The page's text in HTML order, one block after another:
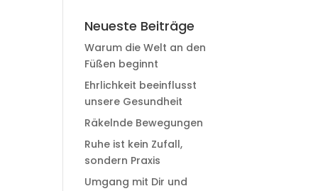
Neueste Beiträge
Warum die Welt an den
Füßen beginnt
Ehrlichkeit beeinflusst
unsere Gesundheit
Räkelnde Bewegungen
Ruhe ist kein Zufall,
sondern Praxis
Umgang mit Dir und